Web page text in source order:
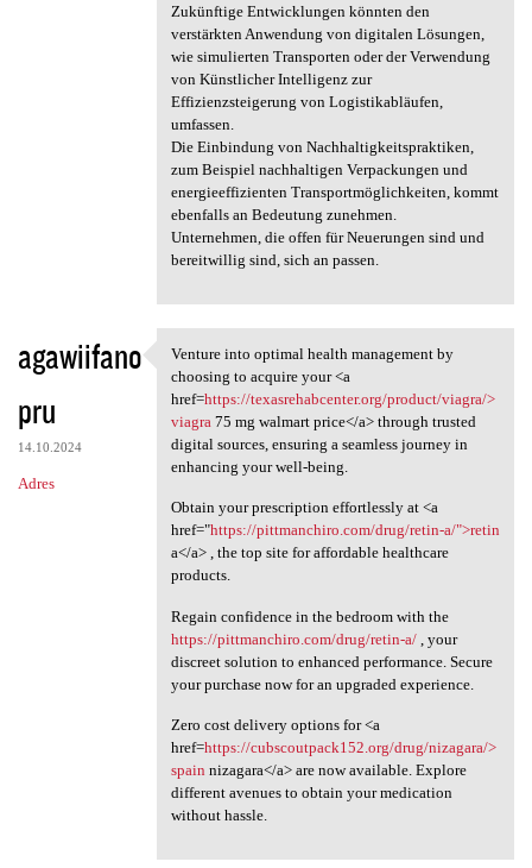
Zukünftige Entwicklungen könnten den
verstärkten Anwendung von digitalen Lösungen,
wie simulierten Transporten oder der Verwendung
von Künstlicher Intelligenz zur
Effizienzsteigerung von Logistikabläufen,
umfassen.
Die Einbindung von Nachhaltigkeitspraktiken,
zum Beispiel nachhaltigen Verpackungen und
energieeffizienten Transportmöglichkeiten, kommt
ebenfalls an Bedeutung zunehmen.
Unternehmen, die offen für Neuerungen sind und
bereitwillig sind, sich an passen.
agawiifano
pru
14.10.2024
Adres
Venture into optimal health
Venture into optimal health management by
choosing to acquire your <a
href=https://texasrehabcenter.org/product/viagra/>
viagra 75 mg walmart price</a> through trusted
digital sources, ensuring a seamless journey in
enhancing your well-being.
Obtain your prescription effortlessly at <a
href="https://pittmanchiro.com/drug/retin-a/">retin
a</a> , the top site for affordable healthcare
products.
Regain confidence in the bedroom with the
https://pittmanchiro.com/drug/retin-a/, your
discreet solution to enhanced performance. Secure
your purchase now for an upgraded experience.
Zero cost delivery options for <a
href=https://cubscoutpack152.org/drug/nizagara/>
spain nizagara</a> are now available. Explore
different avenues to obtain your medication
without hassle.